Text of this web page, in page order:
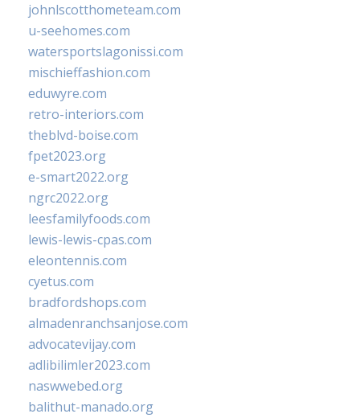
johnlscotthometeam.com
u-seehomes.com
watersportslagonissi.com
mischieffashion.com
eduwyre.com
retro-interiors.com
theblvd-boise.com
fpet2023.org
e-smart2022.org
ngrc2022.org
leesfamilyfoods.com
lewis-lewis-cpas.com
eleontennis.com
cyetus.com
bradfordshops.com
almadenranchsanjose.com
advocatevijay.com
adlibilimler2023.com
naswwebed.org
balithut-manado.org